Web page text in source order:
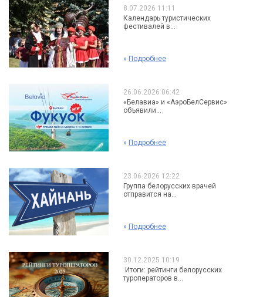
8.07.2026 11:11
Календарь туристических
фестивалей в...
» Подробнее
26.06.2026 06:42
«Белавиа» и «АэроБелСервис»
объявили...
» Подробнее
23.06.2026 12:22
Группа белорусских врачей
отправится на...
» Подробнее
30.12.2025 10:19
Итоги: рейтинги белорусских
туроператоров в...